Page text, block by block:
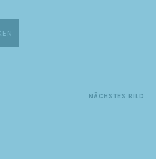
NÄCHSTES BILD